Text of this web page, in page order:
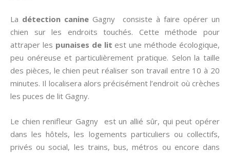
La détection canine Gagny consiste à faire opérer un
chien sur les endroits touchés. Cette méthode pour
attraper les punaises de lit est une méthode écologique,
peu onéreuse et particulièrement pratique. Selon la taille
des pièces, le chien peut réaliser son travail entre 10 à 20
minutes. Il localisera alors précisément l’endroit où crèches
les puces de lit Gagny.
Le chien renifleur Gagny est un allié sûr, qui peut opérer
dans les hôtels, les logements particuliers ou collectifs,
privés ou social, les trains, bus, métros ou encore dans